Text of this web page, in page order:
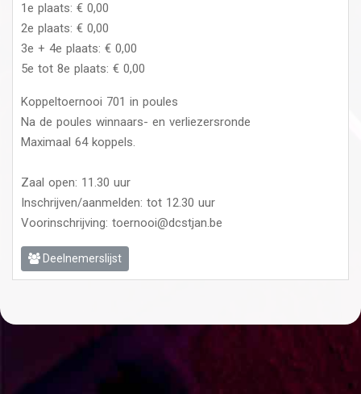
1e plaats: € 0,00
2e plaats: € 0,00
3e + 4e plaats: € 0,00
5e tot 8e plaats: € 0,00
Koppeltoernooi 701 in poules
Na de poules winnaars- en verliezersronde
Maximaal 64 koppels.
Zaal open: 11.30 uur
Inschrijven/aanmelden: tot 12.30 uur
Voorinschrijving: toernooi@dcstjan.be
Deelnemerslijst